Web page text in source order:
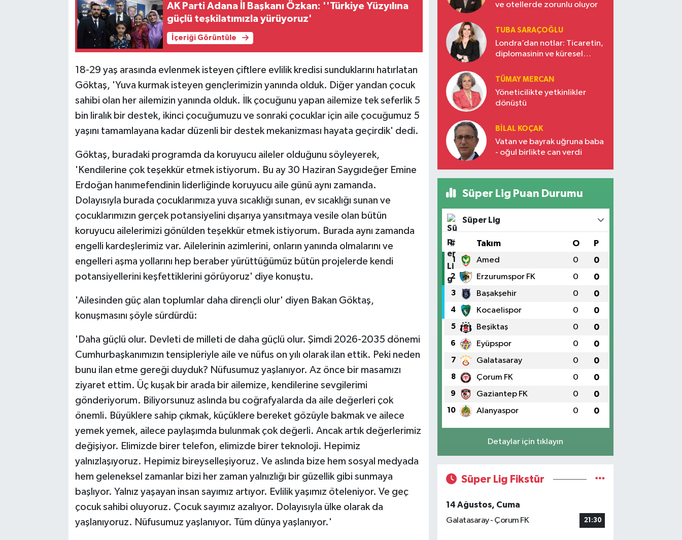
AK Parti Adana İl Başkanı Özkan: ''Türkiye Yüzyılına
güçlü teşkilatımızla yürüyoruz'
İçeriği Görüntüle
18-29 yaş arasında evlenmek isteyen çiftlere evlilik kredisi sunduklarını hatırlatan
Göktaş, 'Yuva kurmak isteyen gençlerimizin yanında olduk. Diğer yandan çocuk
sahibi olan her ailemizin yanında olduk. İlk çocuğunu yapan ailemize tek seferlik 5
bin liralık bir destek, ikinci çocuğumuzu ve sonraki çocuklar için aile çocuğumuz 5
yaşını tamamlayana kadar düzenli bir destek mekanizması hayata geçirdik' dedi.
Göktaş, buradaki programda da koruyucu aileler olduğunu söyleyerek,
'Kendilerine çok teşekkür etmek istiyorum. Bu ay 30 Haziran Saygıdeğer Emine
Erdoğan hanımefendinin liderliğinde koruyucu aile günü aynı zamanda.
Dolayısıyla burada çocuklarımıza yuva sıcaklığı sunan, ev sıcaklığı sunan ve
çocuklarımızın gerçek potansiyelini dışarıya yansıtmaya vesile olan bütün
koruyucu ailelerimizi gönülden teşekkür etmek istiyorum. Burada aynı zamanda
engelli kardeşlerimiz var. Ailelerinin azimlerini, onların yanında olmalarını ve
engelleri aşma yollarını hep beraber yürüttüğümüz bütün projelerde kendi
potansiyellerini keşfettiklerini görüyoruz' diye konuştu.
'Ailesinden güç alan toplumlar daha dirençli olur' diyen Bakan Göktaş,
konuşmasını şöyle sürdürdü:
'Daha güçlü olur. Devleti de milleti de daha güçlü olur. Şimdi 2026-2035 dönemi
Cumhurbaşkanımızın tensipleriyle aile ve nüfus on yılı olarak ilan ettik. Peki neden
bunu ilan etme gereği duyduk? Nüfusumuz yaşlanıyor. Az önce bir masamızı
ziyaret ettim. Üç kuşak bir arada bir ailemize, kendilerine sevgilerimi
gönderiyorum. Biliyorsunuz aslında bu coğrafyalarda da aile değerleri çok
önemli. Büyüklere sahip çıkmak, küçüklere bereket gözüyle bakmak ve ailece
yemek yemek, ailece paylaşımda bulunmak çok değerli. Ancak artık değerlerimiz
değişiyor. Elimizde birer telefon, elimizde birer teknoloji. Hepimiz
yalnızlaşıyoruz. Hepimiz bireyselleşiyoruz. Ve aslında bize hem sosyal medyada
hem geleneksel zamanlar bizi her zaman yalnızlığı bir güzellik gibi sunmaya
başlıyor. Yalnız yaşayan insan sayımız artıyor. Evlilik yaşımız öteleniyor. Ve geç
çocuk sahibi oluyoruz. Çocuk sayımız azalıyor. Dolayısıyla ülke olarak da
yaşlanıyoruz. Nüfusumuz yaşlanıyor. Tüm dünya yaşlanıyor.'
ve otellerde zorunlu oluyor
TUBA SARAÇOĞLU
Londra’dan notlar: Ticaretin,
diplomasinin ve küresel
Türkiye’nin yükselen gücü
TÜMAY MERCAN
Yöneticilikte yetkinlikler
dönüştü
BILAL KOÇAK
Vatan ve bayrak uğruna baba
- oğul birlikte can verdi
Süper Lig Puan Durumu
Süper Lig
# Takım O P
1 Amed 0 0
2 Erzurumspor FK 0 0
3 Başakşehir 0 0
4 Kocaelispor 0 0
5 Beşiktaş 0 0
6 Eyüpspor 0 0
7 Galatasaray 0 0
8 Çorum FK 0 0
9 Gaziantep FK 0 0
10 Alanyaspor 0 0
Detaylar için tıklayın
Süper Lig Fikstür
14 Ağustos, Cuma
Galatasaray - Çorum FK
21:30